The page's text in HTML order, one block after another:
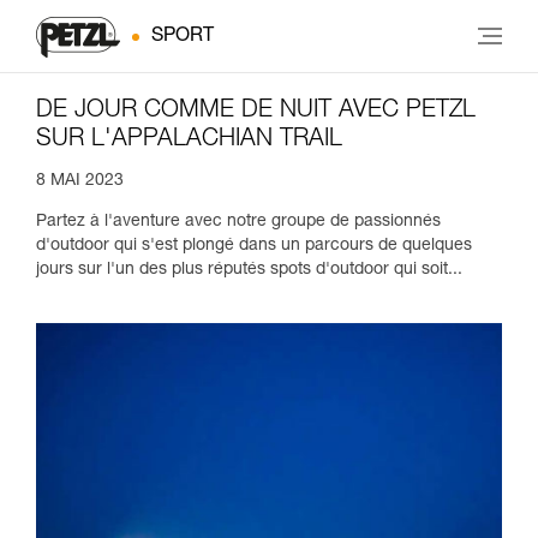
SPORT
DE JOUR COMME DE NUIT AVEC PETZL
SUR L'APPALACHIAN TRAIL
8 MAI 2023
Partez à l'aventure avec notre groupe de passionnés
d'outdoor qui s'est plongé dans un parcours de quelques
jours sur l'un des plus réputés spots d'outdoor qui soit...